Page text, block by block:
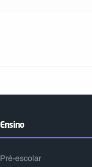
Ensino
Pré-escolar